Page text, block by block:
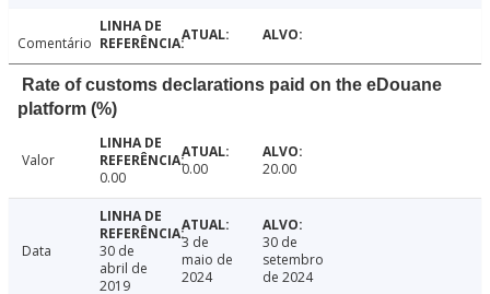
Comentário
Rate of customs declarations paid on the eDouane
platform (%)
Valor
0.00
0.00 20.00
Data
30 de
abril de
2019
3 de
maio de
2024
30 de
setembro
de 2024